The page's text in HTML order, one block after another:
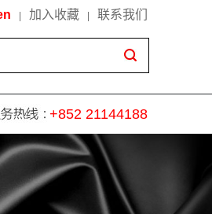
加入收藏 联系我们
+852 21144188